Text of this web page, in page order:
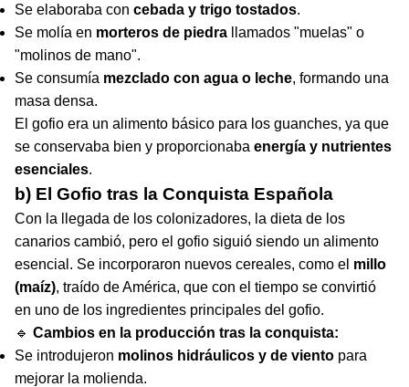
Se elaboraba con cebada y trigo tostados.
Se molía en morteros de piedra llamados "muelas" o
"molinos de mano".
Se consumía mezclado con agua o leche, formando una
masa densa.
El gofio era un alimento básico para los guanches, ya que
se conservaba bien y proporcionaba energía y nutrientes
esenciales.
b) El Gofio tras la Conquista Española
Con la llegada de los colonizadores, la dieta de los
canarios cambió, pero el gofio siguió siendo un alimento
esencial. Se incorporaron nuevos cereales, como el millo
(maíz), traído de América, que con el tiempo se convirtió
en uno de los ingredientes principales del gofio.
🔹 Cambios en la producción tras la conquista:
Se introdujeron molinos hidráulicos y de viento para
mejorar la molienda.